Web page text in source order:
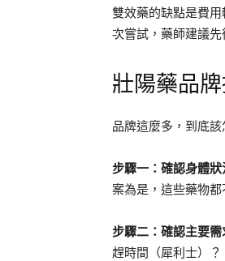
雙效藥的缺點是費
次嘗試，藥師建議
壯陽藥品
品牌這麼多，到底
步驟一：確認身體狀
案為是，這些藥物
步驟二：確認主要需
趕時間（犀利士）？